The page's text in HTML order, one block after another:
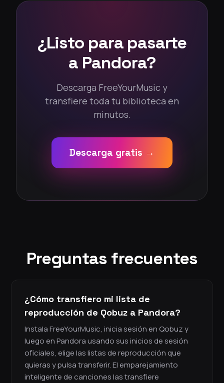
¿Listo para pasarte
a Pandora?
Descarga FreeYourMusic y
transfiere toda tu biblioteca en
minutos.
Descarga gratis →
Preguntas frecuentes
¿Cómo transfiero mi lista de
reproducción de Qobuz a Pandora?
Instala FreeYourMusic, inicia sesión en Qobuz y
luego en Pandora usando sus inicios de sesión
oficiales, elige las listas de reproducción que
quieras y pulsa transferir. El emparejamiento
inteligente de canciones las transfiere